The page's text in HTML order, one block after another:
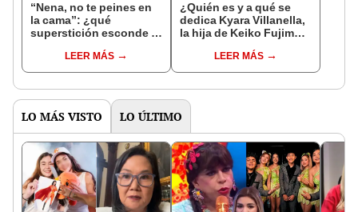
“Nena, no te peines en
la cama”: ¿qué
superstición esconde la
Enanitos Verdes?
LEER MÁS
¿Quién es y a qué se
dedica Kyara Villanella,
la hija de Keiko Fujimori
nivel nacional?
LEER MÁS
LO MÁS VISTO LO ÚLTIMO